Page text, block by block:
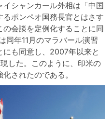
シャンカール外相は「中国
ポンペオ国務長官とはさす
会談を定例化することに同
同年11月のマラバール演習
も同意し、2007年以来と
した。このように、印米の
されたのである。